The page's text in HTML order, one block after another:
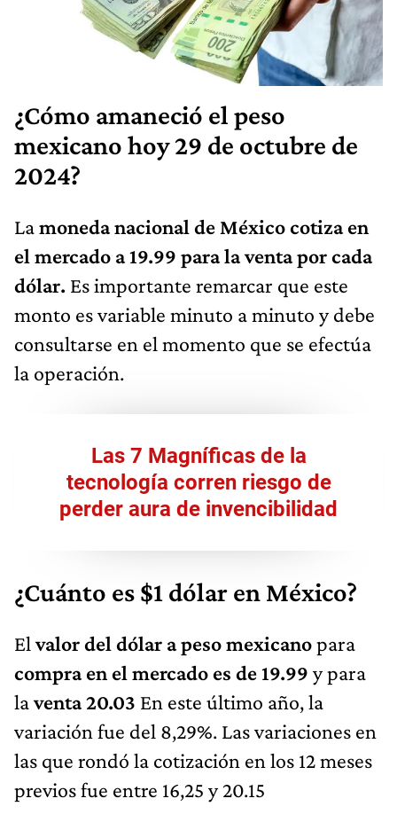
¿Cómo amaneció el peso
mexicano hoy 29 de octubre de
2024?
Lamoneda nacional de México cotiza en
el mercado a 19.99 para la venta por cada
dólar. Es importante remarcar que este
monto es variable minuto a minuto y debe
consultarse en el momento que se efectúa
la operación.
Las 7 Magníficas de la
tecnología corren riesgo de
perder aura de invencibilidad
¿Cuánto es $1 dólar en México?
Elvalor del dólar a peso mexicanopara
compra en el mercado es de 19.99 y para
laventa 20.03 En este último año, la
variación fue del 8,29%. Las variaciones en
las que rondó la cotización en los 12 meses
previos fue entre 16,25 y 20.15